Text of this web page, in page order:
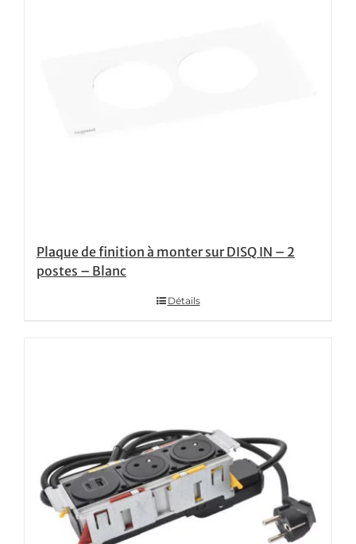
Plaque de finition à monter sur DISQ IN – 2
postes – Blanc
Détails